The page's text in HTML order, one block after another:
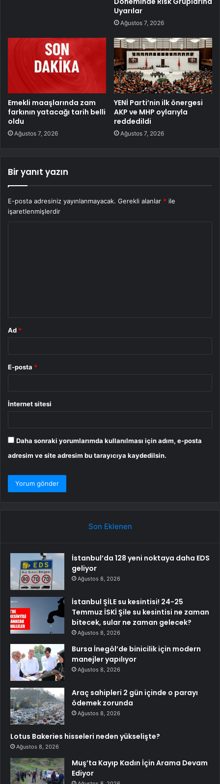
Uyarılar
Ağustos 7, 2026
Emekli maaşlarında zam
farkının yatacağı tarih belli
oldu
Ağustos 7, 2026
YENİ Parti’nin ilk önergesi
AKP ve MHP oylarıyla
reddedildi
Ağustos 7, 2026
Bir yanıt yazın
E-posta adresiniz yayınlanmayacak. Gerekli alanlar * ile
işaretlenmişlerdir
Ad *
E-posta *
İnternet sitesi
Daha sonraki yorumlarımda kullanılması için adım, e-posta
adresim ve site adresim bu tarayıcıya kaydedilsin.
Son Eklenen
İstanbul’da 128 yeni noktaya daha EDS
geliyor
Ağustos 8, 2026
İstanbul ŞİLE su kesintisi! 24-25
Temmuz İSKİ Şile su kesintisi ne zaman
bitecek, sular ne zaman gelecek?
Ağustos 8, 2026
Bursa İnegöl’de binicilik için modern
manejler yapılıyor
Ağustos 8, 2026
Araç sahipleri 2 gün içinde o parayı
ödemek zorunda
Ağustos 8, 2026
Lotus Bakeries hisseleri neden yükselişte?
Ağustos 8, 2026
Muş’ta Kayıp Kadın İçin Arama Devam
Ediyor